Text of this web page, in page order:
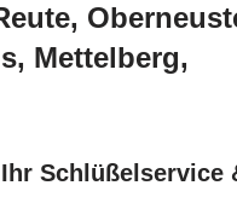
Mettelberg,
Schlüßelservice